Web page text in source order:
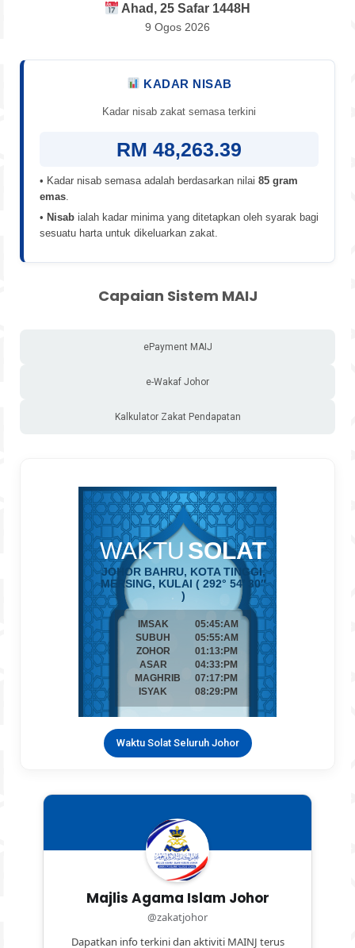
Ahad, 25 Safar 1448H
9 Ogos 2026
KADAR NISAB
Kadar nisab zakat semasa terkini
RM 48,263.39
• Kadar nisab semasa adalah berdasarkan nilai 85 gram
emas
• Nisab ialah kadar minima yang ditetapkan oleh syarak bagi
sesuatu harta untuk dikeluarkan zakat.
Capaian Sistem MAIJ
ePayment MAIJ
e-Wakaf Johor
Kalkulator Zakat Pendapatan
Waktu Solat Seluruh Johor
Majlis Agama Islam Johor
@zakatjohor
Dapatkan info terkini dan aktiviti MAINJ terus